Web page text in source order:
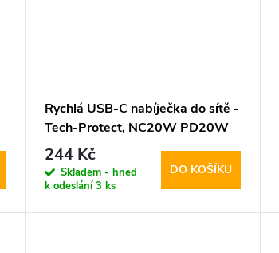
Rychlá USB-C nabíječka do sítě -
Tech-Protect, NC20W PD20W
White
244 Kč
Skladem - hned
k odeslání3 ks
DO KOŠÍKU